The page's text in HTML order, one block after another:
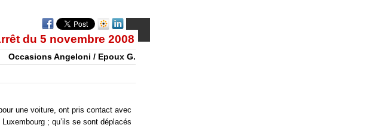
du 5 novembre 2008
Occasions Angeloni / Epoux G.
une voiture, ont pris contact avec
; qu’ils se sont déplacés